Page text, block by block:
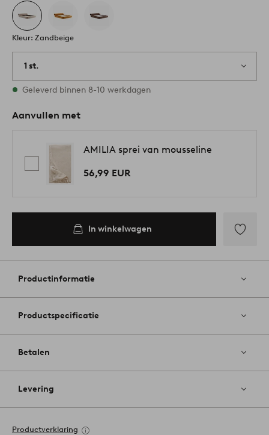
Kleur: Zandbeige
1 st.
Op voorraad
Geleverd binnen 8-10 werkdagen
Aanvullen met
AMILIA sprei van mousseline
56,99 EUR
In winkelwagen
aan
Productinformatie
Productspecificatie
Betalen
Levering
Productverklaring